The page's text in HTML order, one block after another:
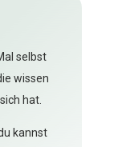
selbst
wissen
hat.
kannst